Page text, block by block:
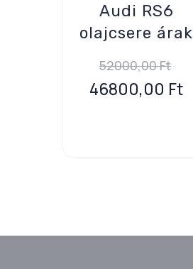
Audi RS6
olajcsere árak
52000,00Ft
46800,00 Ft